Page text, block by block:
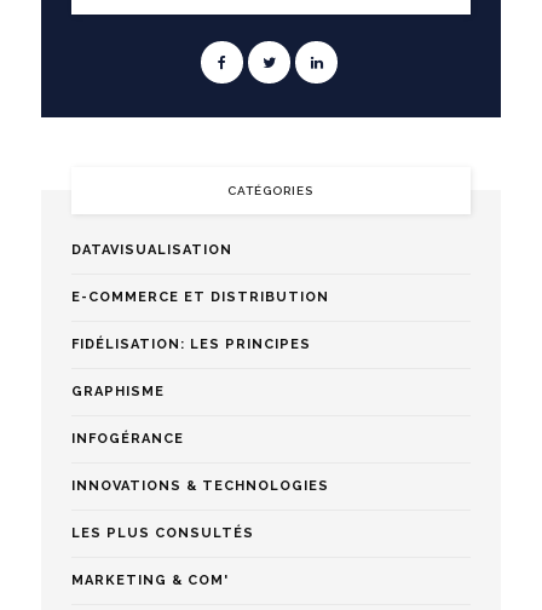
CATÉGORIES
DATAVISUALISATION
E-COMMERCE ET DISTRIBUTION
FIDÉLISATION: LES PRINCIPES
GRAPHISME
INFOGÉRANCE
INNOVATIONS & TECHNOLOGIES
LES PLUS CONSULTÉS
MARKETING & COM'